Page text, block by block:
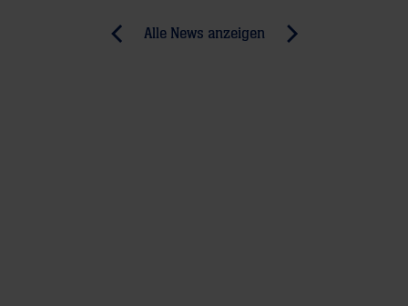
Alle News anzeigen